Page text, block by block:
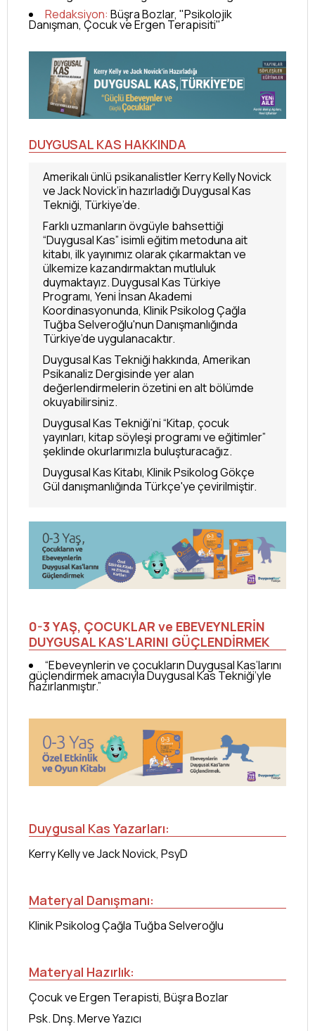
Redaksiyon: Büşra Bozlar, "Psikolojik
Danışman, Çocuk ve Ergen Terapisiti"
DUYGUSAL KAS HAKKINDA
Amerikalı ünlü psikanalistler Kerry Kelly Novick
ve Jack Novick’in hazırladığı Duygusal Kas
Tekniği, Türkiye’de.
Farklı uzmanların övgüyle bahsettiği
“Duygusal Kas” isimli eğitim metoduna ait
kitabı, ilk yayınımız olarak çıkarmaktan ve
ülkemize kazandırmaktan mutluluk
duymaktayız. Duygusal Kas Türkiye
Programı, Yeni İnsan Akademi
Koordinasyonunda, Klinik Psikolog Çağla
Tuğba Selveroğlu'nun Danışmanlığında
Türkiye’de uygulanacaktır.
Duygusal Kas Tekniği hakkında, Amerikan
Psikanaliz Dergisinde yer alan
değerlendirmelerin özetini en alt bölümde
okuyabilirsiniz.
Duygusal Kas Tekniği’ni “Kitap, çocuk
yayınları, kitap söyleşi programı ve eğitimler”
şeklinde okurlarımızla buluşturacağız.
Duygusal Kas Kitabı, Klinik Psikolog Gökçe
Gül danışmanlığında Türkçe'ye çevirilmiştir.
0-3 YAŞ, ÇOCUKLAR ve EBEVEYNLERİN
DUYGUSAL KAS'LARINI GÜÇLENDİRMEK
“Ebeveynlerin ve çocukların Duygusal Kas’larını
güçlendirmek amacıyla Duygusal Kas Tekniği’yle
hazırlanmıştır.”
Duygusal Kas Yazarları:
Kerry Kelly ve Jack Novick, PsyD
Materyal Danışmanı:
Klinik Psikolog Çağla Tuğba Selveroğlu
Materyal Hazırlık:
Çocuk ve Ergen Terapisti, Büşra Bozlar
Psk. Dnş. Merve Yazıcı